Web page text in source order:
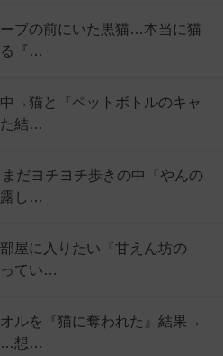
ブの前にいた黒猫…本当に猫
る『…
→猫と『ペットボトルのキャ
た結…
だヨチヨチ歩きの中『やんの
露し…
屋に入りたい『甘えん坊の
てい…
ルを『猫に奪われた』結果→
…想…